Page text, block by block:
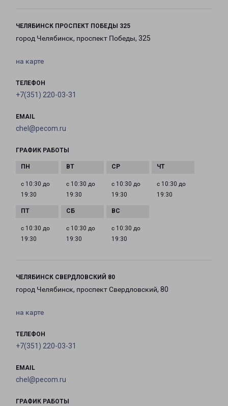
ЧЕЛЯБИНСК ПРОСПЕКТ ПОБЕДЫ 325
город Челябинск, проспект Победы, 325
на карте
ТЕЛЕФОН
+7(351) 220-03-31
EMAIL
chel@pecom.ru
ГРАФИК РАБОТЫ
с 10:30 до
19:30
с 10:30 до
19:30
с 10:30 до
19:30
с 10:30 до
19:30
с 10:30 до
19:30
с 10:30 до
19:30
с 10:30 до
19:30
ЧЕЛЯБИНСК СВЕРДЛОВСКИЙ 80
город Челябинск, проспект Свердловский, 80
на карте
ТЕЛЕФОН
+7(351) 220-03-31
EMAIL
chel@pecom.ru
ГРАФИК РАБОТЫ